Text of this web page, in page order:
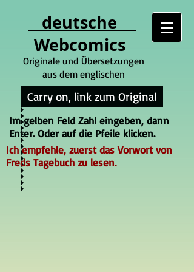
deutsche
Webcomics
Originale und Übersetzungen
aus dem englischen
Carry on, link zum Original
Im gelben Feld Zahl eingeben, dann
Enter. Oder auf die Pfeile klicken.
Ich empfehle, zuerst das Vorwort von
Freds Tagebuch zu lesen.